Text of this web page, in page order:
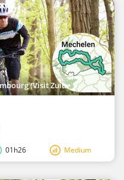
(Visit Zuid-Limburg)
01h26 Medium